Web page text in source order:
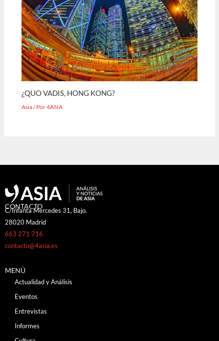
¿QUO VADIS, HONG KONG?
Asia/ Por4ASIA
CONTACTO
C/Infanta Mercedes 31, Bajo.
28020 Madrid
663 271 716
contacto@4asia.es
MENÚ
Actualidad y Análisis
Eventos
Entrevistas
Informes